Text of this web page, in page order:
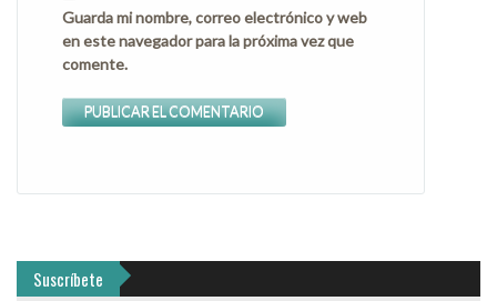
Guarda mi nombre, correo electrónico y web
en este navegador para la próxima vez que
comente.
Suscríbete